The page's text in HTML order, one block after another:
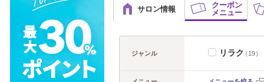
サロン情報
クーポン
メニュー
ジャンル リラク（19）